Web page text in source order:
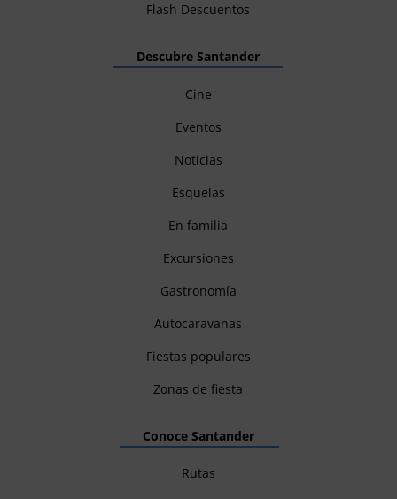
Flash Descuentos
Descubre Santander
Cine
Eventos
Noticias
Esquelas
En familia
Excursiones
Gastronomía
Autocaravanas
Fiestas populares
Zonas de fiesta
Conoce Santander
Rutas